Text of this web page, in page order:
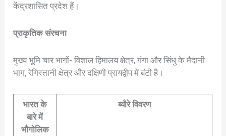
केंद्रशासित प्रदेश हैं।
प्राकृतिक संरचना
मुख्य भूमि चार भागों- विशाल हिमालय क्षेत्र, गंगा और सिंधु के मैदानी
भाग, रेगिस्तानी क्षेत्र और दक्षिणी प्रायद्वीप में बंटी है।
भारत के
बारे में
भौगोलिक
ब्यौरे विवरण